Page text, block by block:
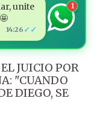
unite
14:26 ✓✓
1
JUICIO POR
"CUANDO
DIEGO, SE